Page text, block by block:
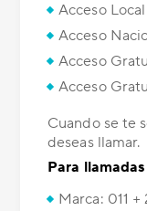
Acceso
Acceso
Acceso
Acceso
Cuando se te
deseas llamar.
Para
Marca: 011